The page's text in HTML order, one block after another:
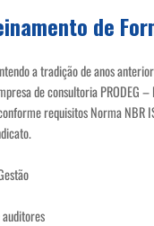
de
a tradição de anos
de consultoria PRODEG
requisitos Norma